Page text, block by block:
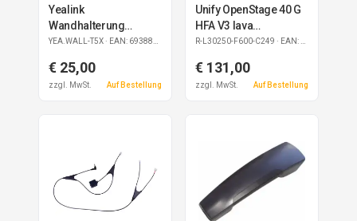
Yealink
Wandhalterung
T56/T57/T58
YEA.WALL-T5X · EAN: 6938818306783
€ 25,00
zzgl. MwSt. Auf Bestellung
Unify OpenStage 40 G
HFA V3 lava
refurbished
R-L30250-F600-C249 · EAN: 4050026029918
€ 131,00
zzgl. MwSt. Auf Bestellung